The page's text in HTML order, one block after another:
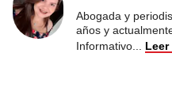
Abogada y
años y
Informativo
Leer